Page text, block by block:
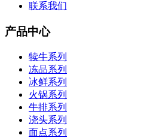
联系我们
产品中心
犊牛系列
冻品系列
冰鲜系列
火锅系列
牛排系列
浇头系列
面点系列